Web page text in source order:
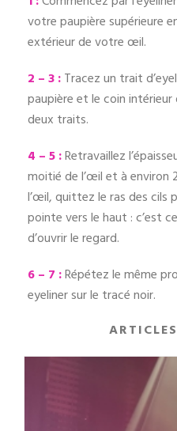
votre paupière supérieure
extérieur de votre œil.
2 – 3 :Tracez un trait
paupière et le coin
deux traits.
4 – 5 :Retravaillez
moitié de l’œil et à environ
l’œil, quittez le ras des cils
pointe vers le haut : c’est
d’ouvrir le regard.
6 – 7 :Répétez le même
eyeliner sur le tracé noir.